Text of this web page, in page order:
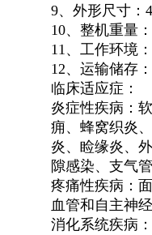
9、外形尺寸：
10、整机重量：
11、工作环境
12、运输储存
临床适应症：
炎症性疾病：
痈、蜂窝织炎
炎、睑缘炎、
隙感染、支气
疼痛性疾病：
血管和自主神
消化系统疾病